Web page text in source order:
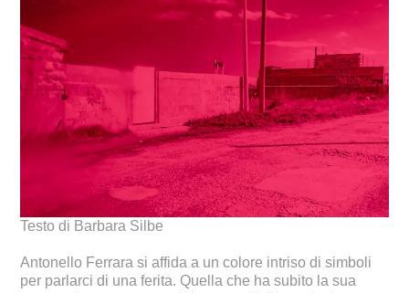
Testo di Barbara Silbe
Antonello Ferrara si affida a un colore intriso di simboli
per parlarci di una ferita. Quella che ha subito la sua